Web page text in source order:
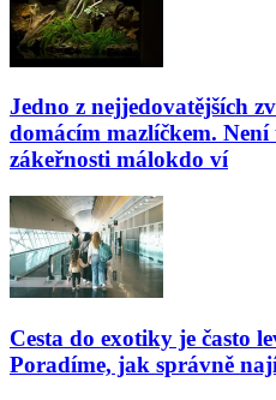
Jedno z nejjedovatějších
domácím mazlíčkem. Není
zákeřnosti málokdo ví
Cesta do exotiky je často
Poradíme, jak správně